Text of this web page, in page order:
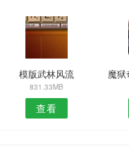
模版武林风流
831.33MB
查看
魔狱